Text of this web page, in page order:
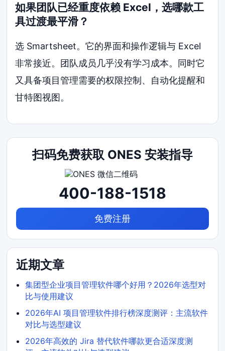
如果团队已经重度依赖 Excel，选哪款工
具过渡最平滑？
选 Smartsheet。它的界面和操作逻辑与 Excel
非常接近。团队成员几乎没有学习成本。同时它
又具备项目管理需要的权限控制、自动化提醒和
甘特图视图。
扫码免费获取 ONES 安装指导
400-188-1518
免费注册
近期文章
集团型企业项目管理软件哪个好用？2026年选型对
比与使用建议
2026年AI 项目管理软件排行榜深度测评：主流软件
对比与选型建议
2026年高效的 Jira 替代软件哪款更合适深度测